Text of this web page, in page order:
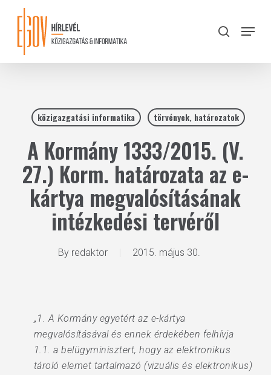
content
search
Menu
közigazgatási informatika törvények, határozatok
A Kormány 1333/2015. (V.
27.) Korm. határozata az e-
kártya megvalósításának
intézkedési tervéről
By redaktor 2015. május 30.
„1. A Kormány egyetért az e-kártya
megvalósításával és ennek érdekében felhívja
1.1. a belügyminisztert, hogy az elektronikus
tároló elemet tartalmazó (vizuális és elektronikus)
Close